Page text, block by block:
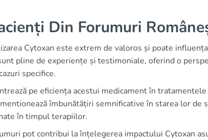
Din Forumuri
Cytoxan este extrem de valoros și poate
pline de experiențe și testimoniale, oferind o
specifice.
pe eficiența acestui medicament în
îmbunătățiri semnificative în starea lor de
în timpul terapiilor.
pot contribui la înțelegerea impactului Cytoxan